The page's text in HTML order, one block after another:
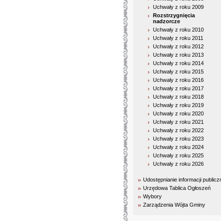
Uchwały z roku 2009
Rozstrzygnięcia
nadzorcze
Uchwały z roku 2010
Uchwały z roku 2011
Uchwały z roku 2012
Uchwały z roku 2013
Uchwały z roku 2014
Uchwały z roku 2015
Uchwały z roku 2016
Uchwały z roku 2017
Uchwały z roku 2018
Uchwały z roku 2019
Uchwały z roku 2020
Uchwały z roku 2021
Uchwały z roku 2022
Uchwały z roku 2023
Uchwały z roku 2024
Uchwały z roku 2025
Uchwały z roku 2026
Udostępnianie informacji
Urzędowa Tablica Ogłoszeń
Wybory
Zarządzenia Wójta Gminy